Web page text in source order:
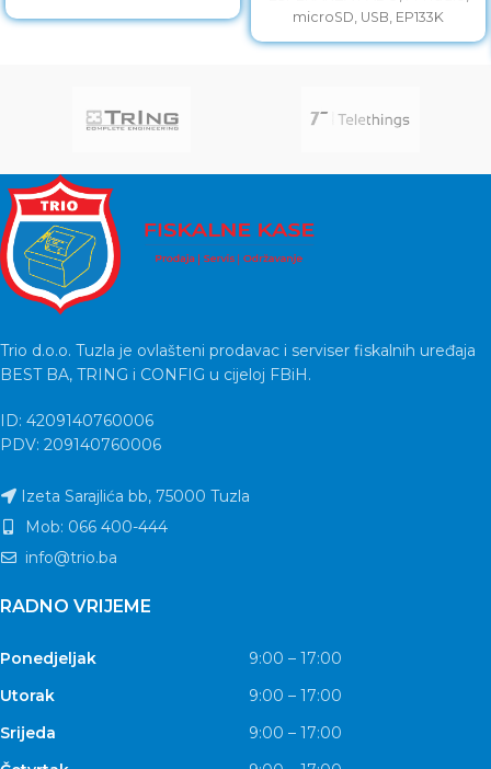
microSD, USB, EP133K
Trio d.o.o. Tuzla je ovlašteni prodavac i serviser fiskalnih uređaja
BEST BA, TRING i CONFIG u cijeloj FBiH.
ID: 4209140760006
PDV: 209140760006
Izeta Sarajlića bb, 75000 Tuzla
Mob: 066 400-444
info@trio.ba
RADNO VRIJEME
Ponedjeljak
9:00 – 17:00
Utorak
9:00 – 17:00
Srijeda
9:00 – 17:00